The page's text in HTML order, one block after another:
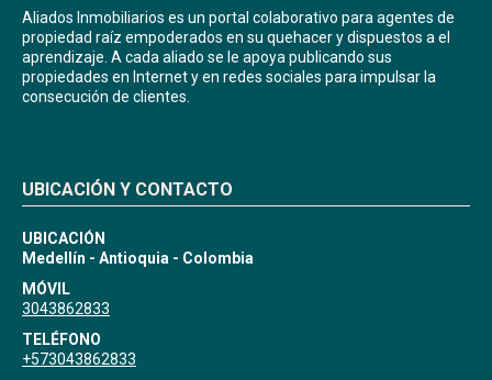
Aliados Inmobiliarios es un portal colaborativo para agentes de
propiedad raíz empoderados en su quehacer y dispuestos a el
aprendizaje. A cada aliado se le apoya publicando sus
propiedades en Internet y en redes sociales para impulsar la
consecución de clientes.
UBICACIÓN Y CONTACTO
UBICACIÓN
Medellín - Antioquia - Colombia
MÓVIL
3043862833
TELÉFONO
+573043862833